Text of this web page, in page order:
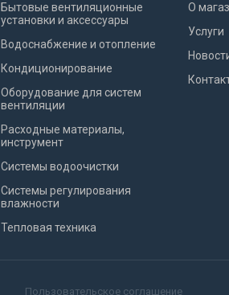
Бытовые вентиляционные
установки и аксессуары
Водоснабжение и отопление
Кондиционирование
Оборудование для систем
вентиляции
Расходные материалы,
инструмент
Системы водоочистки
Системы регулирования
влажности
Тепловая техника
О
Услуги
Пользовательское соглашение